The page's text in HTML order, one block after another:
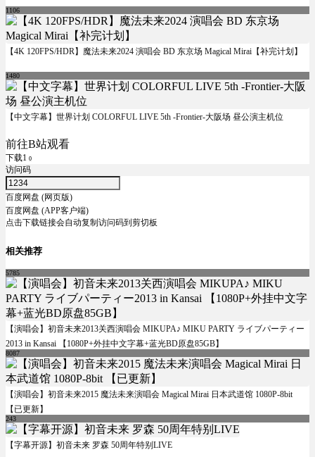
1106
【4K 120FPS/HDR】魔法未来2024 演唱会 BD 东京场 Magical Mirai【补完计划】
1480
【中文字幕】世界计划 COLORFUL LIVE 5th -Frontier-大阪场 昼公演主机位
前往B站观看
下载1 0
访问码
百度网盘 (网页版)
百度网盘 (APP客户端)
点击下载链接会自动复制访问码到剪切板
相关推荐
5785
【演唱会】初音未来2013关西演唱会 MIKUPA♪ MIKU PARTY ライブパーティー
2013 in Kansai 【1080P+外挂中文字幕+蓝光BD原盘85GB】
8087
【演唱会】初音未来2015 魔法未来演唱会 Magical Mirai 日本武道馆 1080P-8bit
【已更新】
243
【字幕开源】初音未来 罗森 50周年特别LIVE